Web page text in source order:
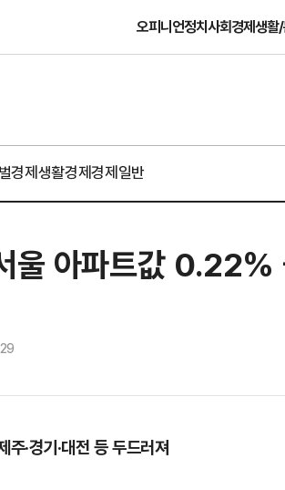
오피니언정치사회경제생활
경제생활경제경제일반
울 아파트값
·경기·대전 등 두드러져